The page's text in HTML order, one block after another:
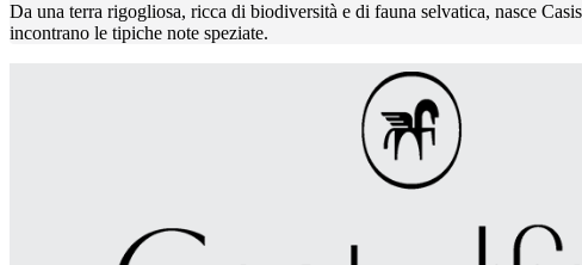
Da una terra rigogliosa, ricca di biodiversità e di fauna selvatica, nasce
incontrano le tipiche note speziate.